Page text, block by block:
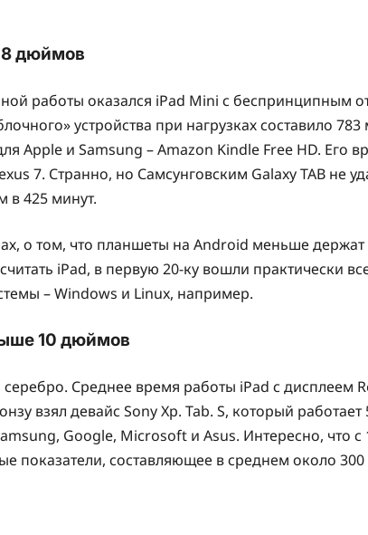
8 дюймов
работы оказался iPad Mini с беспринципным
устройства при нагрузках составило 783
Apple и Samsung – Amazon Kindle Free HD. Его
7. Странно, но Самсунговским Galaxy TAB не
в 425 минут.
о том, что планшеты на Android меньше держат
iPad, в первую 20-ку вошли практически
– Windows и Linux, например.
10 дюймов
Среднее время работы iPad с дисплеем
взял девайс Sony Хр. Tab. S, который
Google, Microsoft и Asus. Интересно, что с
показатели, составляющее в среднем около 300